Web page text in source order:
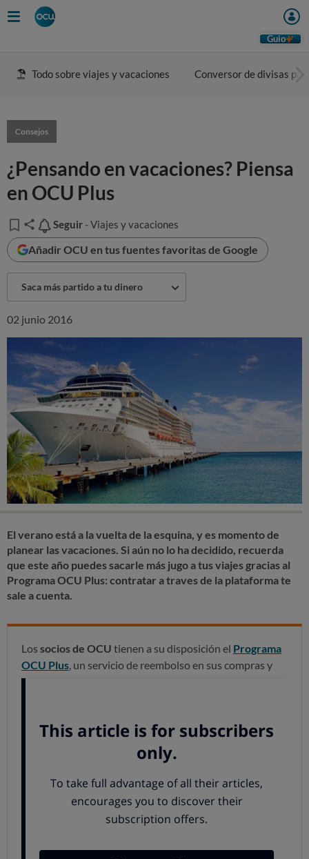
Guio
Todo sobre viajes y vacaciones Conversor de divisas
Consejos
¿Pensando en vacaciones? Piensa
en OCU Plus
Seguir
Seguir - Viajes y vacaciones
Añadir OCU en tus fuentes favoritas de Google
Saca más partido a tu dinero
02 junio 2016
El verano está a la vuelta de la esquina, y es momento de
planear las vacaciones. Si aún no lo ha decidido, recuerda
que este año puedes sacarle más jugo a tus viajes gracias al
Programa OCU Plus: contratar a traves de la plataforma te
sale a cuenta.
Los socios de OCU tienen a su disposición el Programa
OCU Plus , un servicio de reembolso en sus compras y
servicios, una auténtica
La oferta deOCU Plusincluye servicios de ocio, viajes...
de forma que quienes contraten un servicio de alquielr
hotel o su apartamento de vacaciones a través OCU
Plus, además de disfrutar de ese servicio, recuperarán
parte de su dinero, porcentajes que varían del 3 al 10%